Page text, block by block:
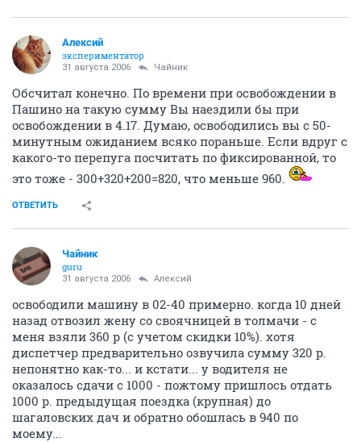
Алексий
экспериментатор
31 августа 2006 Чайник
Обсчитал конечно. По времени при освобождении в
Пашино на такую сумму Вы наездили бы при
освобождении в 4.17. Думаю, освободились вы с 50-
минутным ожиданием всяко пораньше. Если вдруг с
какого-то перепуга посчитать по фиксированной, то
это тоже - 300+320+200=820, что меньше 960.
ОТВЕТИТЬ
Чайник
guru
31 августа 2006 Алексий
освободили машину в 02-40 примерно. когда 10 дней
назад отвозил жену со своячницей в толмачи - с
меня взяли 360 р (с учетом скидки 10%). хотя
диспетчер предварительно озвучила сумму 320 р.
непонятно как-то... и кстати... у водителя не
оказалось сдачи с 1000 - пожтому пришлось отдать
1000 р. предыдущая поездка (крупная) до
шагаловских дач и обратно обошлась в 940 по
моему...